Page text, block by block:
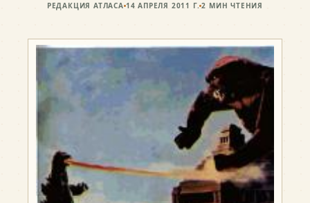
РЕДАКЦИЯ АТЛАСА 14 АПРЕЛЯ 2011 Г. 2 МИН ЧТЕНИЯ